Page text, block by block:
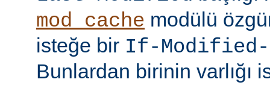
mod_cache modülü
isteğe bir If-Modified-
Bunlardan birinin varlığı